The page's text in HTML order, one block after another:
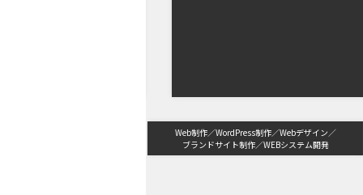
Web制作 WordPress制作
Webデザイン
ブランドサイト制作
WEBシステム開発